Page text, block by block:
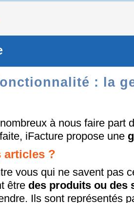
: la
à nous faire part
iFacture propose une
articles ?
vous qui ne savent pas
être des produits ou des
Ils sont représentés